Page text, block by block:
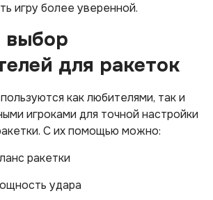
игру более уверенной.
выбор
для ракеток
как любителями, так и
игроками для точной настройки
С их помощью можно:
ракетки
удара